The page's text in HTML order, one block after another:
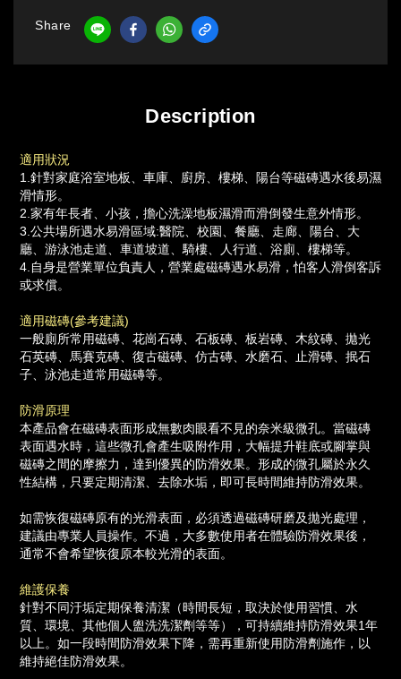
Share
Description
適用狀況
1.針對家庭浴室地板、車庫、廚房、樓梯、陽台等磁磚遇水後易濕
滑情形。
2.家有年長者、小孩，擔心洗澡地板濕滑而滑倒發生意外情形。
3.公共場所遇水易滑區域:醫院、校園、餐廳、走廊、陽台、大
廳、游泳池走道、車道坡道、騎樓、人行道、浴廁、樓梯等。
4.自身是營業單位負責人，營業處磁磚遇水易滑，怕客人滑倒客訴
或求償。
適用磁磚(參考建議)
一般廁所常用磁磚、花崗石磚、石板磚、板岩磚、木紋磚、拋光
石英磚、馬賽克磚、復古磁磚、仿古磚、水磨石、止滑磚、抿石
子、泳池走道常用磁磚等。
防滑原理
本產品會在磁磚表面形成無數肉眼看不見的奈米級微孔。當磁磚
表面遇水時，這些微孔會產生吸附作用，大幅提升鞋底或腳掌與
磁磚之間的摩擦力，達到優異的防滑效果。形成的微孔屬於永久
性結構，只要定期清潔、去除水垢，即可長時間維持防滑效果。
如需恢復磁磚原有的光滑表面，必須透過磁磚研磨及拋光處理，
建議由專業人員操作。不過，大多數使用者在體驗防滑效果後，
通常不會希望恢復原本較光滑的表面。
維護保養
針對不同汙垢定期保養清潔（時間長短，取決於使用習慣、水
質、環境、其他個人盥洗洗潔劑等等），可持續維持防滑效果1年
以上。如一段時間防滑效果下降，需再重新使用防滑劑施作，以
維持絕佳防滑效果。